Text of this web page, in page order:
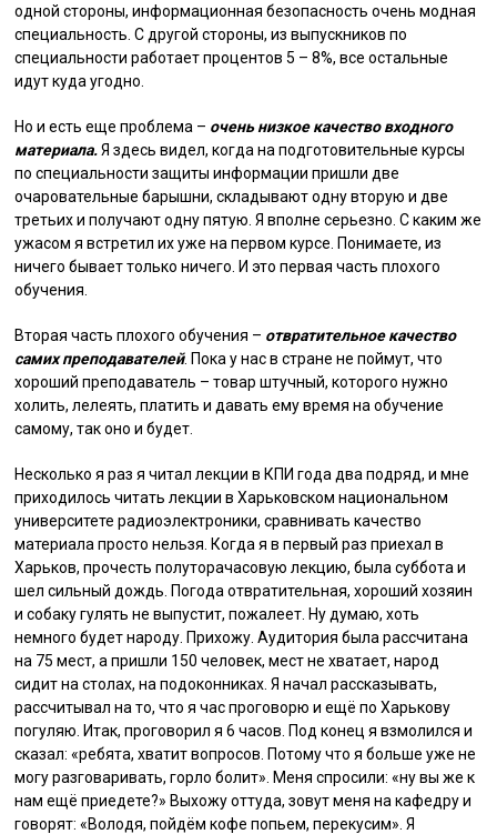
одной стороны, информационная безопасность очень модная
специальность. С другой стороны, из выпускников по
специальности работает процентов 5 – 8%, все остальные
идут куда угодно.
Но и есть еще проблема – очень низкое качество входного
материала.Я здесь видел, когда на подготовительные курсы
по специальности защиты информации пришли две
очаровательные барышни, складывают одну вторую и две
третьих и получают одну пятую. Я вполне серьезно. С каким же
ужасом я встретил их уже на первом курсе. Понимаете, из
ничего бывает только ничего. И это первая часть плохого
обучения.
Вторая часть плохого обучения – отвратительное качество
самих преподавателей. Пока у нас в стране не поймут, что
хороший преподаватель – товар штучный, которого нужно
холить, лелеять, платить и давать ему время на обучение
самому, так оно и будет.
Несколько я раз я читал лекции в КПИ года два подряд, и мне
приходилось читать лекции в Харьковском национальном
университете радиоэлектроники, сравнивать качество
материала просто нельзя. Когда я в первый раз приехал в
Харьков, прочесть полуторачасовую лекцию, была суббота и
шел сильный дождь. Погода отвратительная, хороший хозяин
и собаку гулять не выпустит, пожалеет. Ну думаю, хоть
немного будет народу. Прихожу. Аудитория была рассчитана
на 75 мест, а пришли 150 человек, мест не хватает, народ
сидит на столах, на подоконниках. Я начал рассказывать,
рассчитывал на то, что я час проговорю и ещё по Харькову
погуляю. Итак, проговорил я 6 часов. Под конец я взмолился и
сказал: «ребята, хватит вопросов. Потому что я больше уже не
могу разговаривать, горло болит». Меня спросили: «ну вы же к
нам ещё приедете?» Выхожу оттуда, зовут меня на кафедру и
говорят: «Володя, пойдём кофе попьем, перекусим». Я